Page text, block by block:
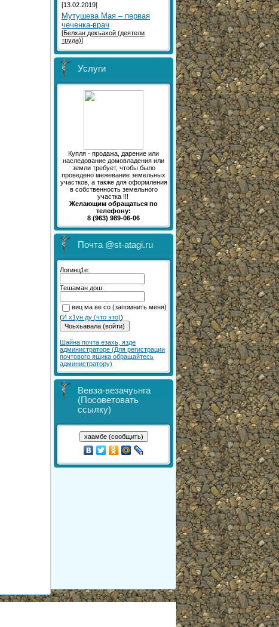
[13.02.2019]
Мутушева Мая – первая
чеченка-врач
[Белхан декъахой (деятели
труда)]
Услуги
Купля - продажа, дарение или
наследование домовладения или
земли требует, чтобы было
проведено межевание земельных
участков, а также для оформления
в собственность земельного
участка !!!
Желающим обращаться по
телефону:
8 (963) 989-06-06
Почта @st-atagi.ru
Логинц1е:
Тешаман дош:
виц ма ве со (запомнить меня)
(И х1ун ду (что это))
Шайна почта езахь, язде
администраторе (Для регистрации
почтового ящика обращайтесь
администратору)
Вевза-везачуьнга
(Посоветовать
ссылку)